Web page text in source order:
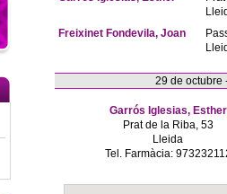
Freixinet Fondevila, Joan
29 de octubre
Garrós Iglesias, Esther
Prat de la Riba, 53
Lleida
Tel. Farmàcia: